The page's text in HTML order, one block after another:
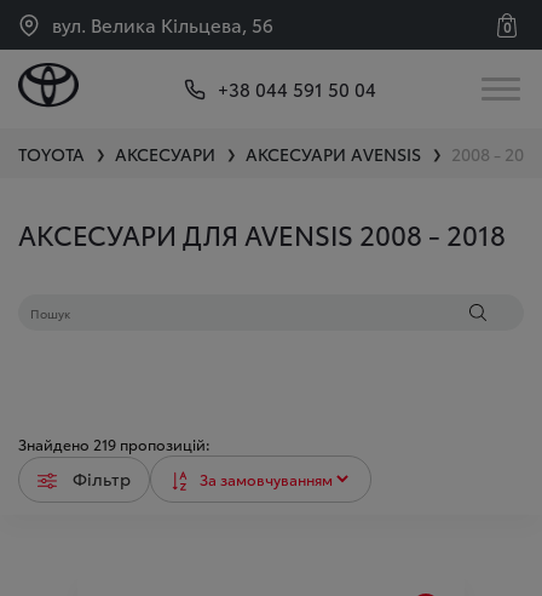
вул. Велика Кільцева, 56 0
+38 044 591 50 04
TOYOTA ❯ АКСЕСУАРИ ❯ АКСЕСУАРИ AVENSIS ❯ 2008 - 2018
АКСЕСУАРИ ДЛЯ AVENSIS 2008 - 2018
Знайдено 219 пропозицій:
Фільтр